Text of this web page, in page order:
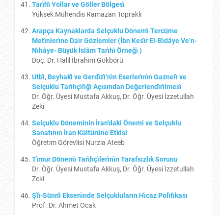
Tarı̇hı̂ Yollar ve Göller Bölgesı̇
Yüksek Mühendis Ramazan Topraklı
Arapça Kaynaklarda Selçuklu Dönemı̇ Tercüme
Metı̇nlerı̇ne Daı̇r Gözlemler (İbn Kesı̂r El-Bı̇dâye Ve’n-
Nı̇hâye- Büyük İslâm Tarı̇hı̇ Örneğı̇ )
Doç. Dr. Halil İbrahim Gökbörü
Utbı̂, Beyhakı̂ ve Gerdı̂zı̂’nı̇n Eserlerı̇nı̇n Gaznelı̇ ve
Selçuklu Tarı̇hçı̇lı̇ğı̇ Açısından Değerlendı̇rı̇lmesı̇
Dr. Öğr. Üyesi Mustafa Akkuş, Dr. Öğr. Üyesi İzzetullah
Zeki
Selçuklu Döneminin İran'daki Önemi ve Selçuklu
Sanatının İran Kültürüne Etkisi
Öğretim Görevlisi Nurzia Ateeb
Tı̇mur Dönemı̇ Tarı̇hçı̇lerı̇nı̇n Tarafsızlık Sorunu
Dr. Öğr. Üyesi Mustafa Akkuş, Dr. Öğr. Üyesi İzzetullah
Zeki
Şı̇ı̂-Sünnı̂ Eksenı̇nde Selçukluların Hı̇caz Polı̇tı̇kası
Prof. Dr. Ahmet Ocak